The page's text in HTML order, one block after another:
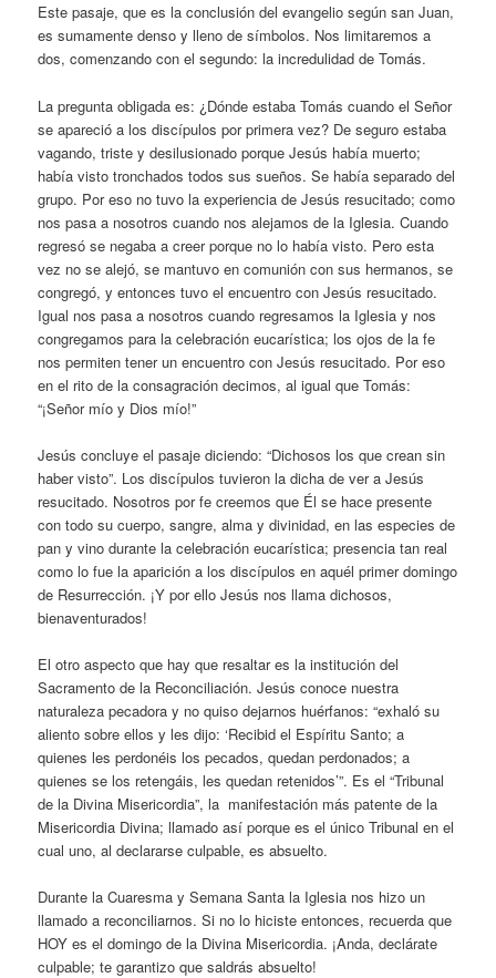
Este pasaje, que es la conclusión del evangelio según san Juan,
es sumamente denso y lleno de símbolos. Nos limitaremos a
dos, comenzando con el segundo: la incredulidad de Tomás.
La pregunta obligada es: ¿Dónde estaba Tomás cuando el Señor
se apareció a los discípulos por primera vez? De seguro estaba
vagando, triste y desilusionado porque Jesús había muerto;
había visto tronchados todos sus sueños. Se había separado del
grupo. Por eso no tuvo la experiencia de Jesús resucitado; como
nos pasa a nosotros cuando nos alejamos de la Iglesia. Cuando
regresó se negaba a creer porque no lo había visto. Pero esta
vez no se alejó, se mantuvo en comunión con sus hermanos, se
congregó, y entonces tuvo el encuentro con Jesús resucitado.
Igual nos pasa a nosotros cuando regresamos la Iglesia y nos
congregamos para la celebración eucarística; los ojos de la fe
nos permiten tener un encuentro con Jesús resucitado. Por eso
en el rito de la consagración decimos, al igual que Tomás:
“¡Señor mío y Dios mío!”
Jesús concluye el pasaje diciendo: “Dichosos los que crean sin
haber visto”. Los discípulos tuvieron la dicha de ver a Jesús
resucitado. Nosotros por fe creemos que Él se hace presente
con todo su cuerpo, sangre, alma y divinidad, en las especies de
pan y vino durante la celebración eucarística; presencia tan real
como lo fue la aparición a los discípulos en aquél primer domingo
de Resurrección. ¡Y por ello Jesús nos llama dichosos,
bienaventurados!
El otro aspecto que hay que resaltar es la institución del
Sacramento de la Reconciliación. Jesús conoce nuestra
naturaleza pecadora y no quiso dejarnos huérfanos: “exhaló su
aliento sobre ellos y les dijo: ‘Recibid el Espíritu Santo; a
quienes les perdonéis los pecados, quedan perdonados; a
quienes se los retengáis, les quedan retenidos’”. Es el “Tribunal
de la Divina Misericordia”, la manifestación más patente de la
Misericordia Divina; llamado así porque es el único Tribunal en el
cual uno, al declararse culpable, es absuelto.
Durante la Cuaresma y Semana Santa la Iglesia nos hizo un
llamado a reconciliarnos. Si no lo hiciste entonces, recuerda que
HOY es el domingo de la Divina Misericordia. ¡Anda, declárate
culpable; te garantizo que saldrás absuelto!